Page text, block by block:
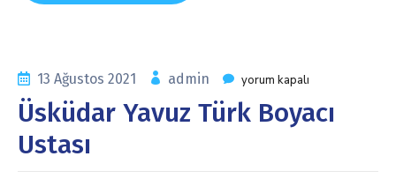
13 Ağustos 2021 admin yorum kapalı
Üsküdar Yavuz Türk Boyacı
Ustası